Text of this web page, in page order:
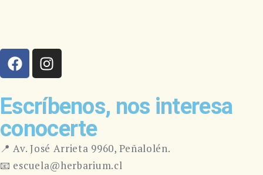
Escríbenos, nos interesa
conocerte
📍 Av. José Arrieta 9960, Peñalolén.
📧 escuela@herbarium.cl